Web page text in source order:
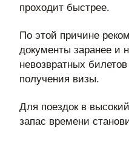
проходит быстрее.
По этой причине
документы заранее и
невозвратных
получения визы.
Для поездок в
запас времени